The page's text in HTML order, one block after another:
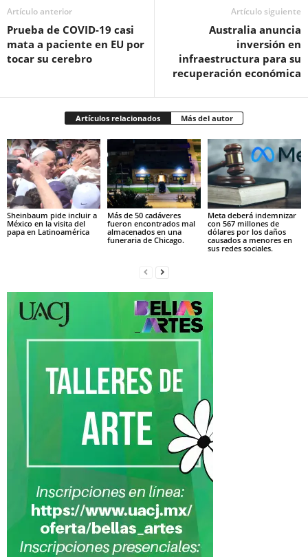
Artículo anterior
Prueba de COVID-19 casi
mata a paciente en EU por
tocar su cerebro
Artículo siguiente
Australia anuncia
inversión en
infraestructura para su
recuperación económica
Artículos relacionados Más del autor
Sheinbaum pide incluir a
México en la visita del
papa en Latinoamérica
Más de 50 cadáveres
fueron encontrados mal
almacenados en una
funeraria de Chicago.
Meta deberá indemnizar
con 567 millones de
dólares por los daños
causados a menores en
sus redes sociales.